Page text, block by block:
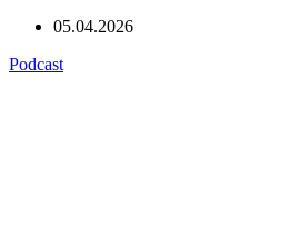
05.04.2026
Podcast